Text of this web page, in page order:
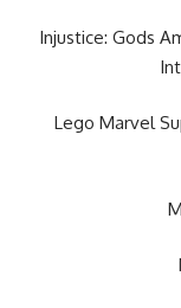
Injustice: Gods
Lego Marvel